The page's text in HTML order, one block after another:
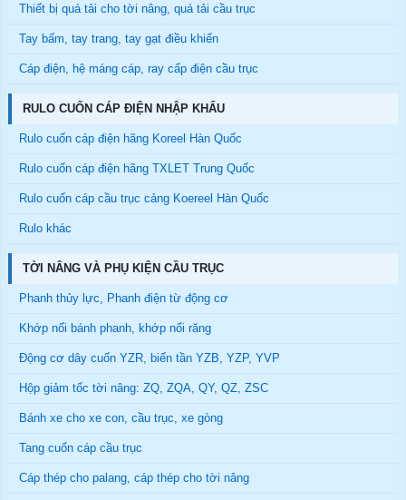
Thiết bị quá tải cho tời nâng, quá tải cầu trục
Tay bấm, tay trang, tay gạt điều khiển
Cáp điện, hệ máng cáp, ray cấp điện cầu trục
RULO CUỐN CÁP ĐIỆN NHẬP KHẨU
Rulo cuốn cáp điện hãng Koreel Hàn Quốc
Rulo cuốn cáp điện hãng TXLET Trung Quốc
Rulo cuốn cáp cầu trục cảng Koereel Hàn Quốc
Rulo khác
TỜI NÂNG VÀ PHỤ KIỆN CẦU TRỤC
Phanh thủy lực, Phanh điện từ động cơ
Khớp nối bánh phanh, khớp nối răng
Động cơ dây cuốn YZR, biến tần YZB, YZP, YVP
Hộp giảm tốc tời nâng: ZQ, ZQA, QY, QZ, ZSC
Bánh xe cho xe con, cầu trục, xe gòng
Tang cuốn cáp cầu trục
Cáp thép cho palang, cáp thép cho tời nâng